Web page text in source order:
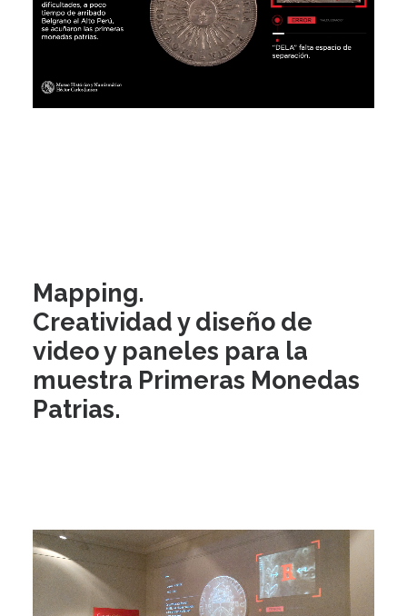
Mapping.
Creatividad y diseño de
video y paneles para la
muestra Primeras Monedas
Patrias.